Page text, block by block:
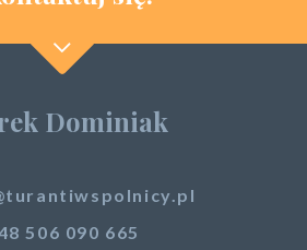
Dominiak
506 090 665